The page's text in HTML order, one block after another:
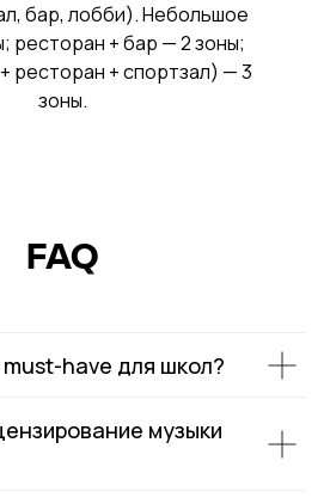
бар, лобби). Небольшое
ресторан + бар — 2 зоны;
ресторан + спортзал) — 3
зоны.
FAQ
have для школ?
музыки